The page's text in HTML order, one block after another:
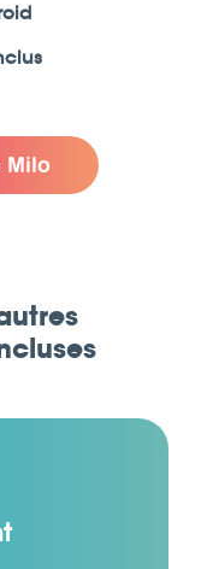
Milo